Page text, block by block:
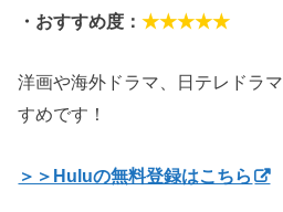
・おすすめ度：★★★★★
洋画や海外ドラマ、日テレドラ
すめです！
＞＞Huluの無料登録はこちら